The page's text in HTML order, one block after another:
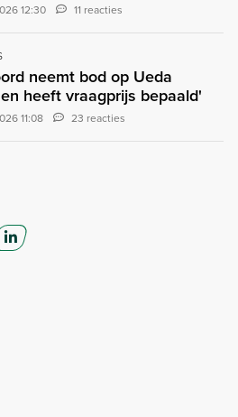
12:30 11 reacties
neemt bod op Ueda
heeft vraagprijs bepaald'
11:08 23 reacties